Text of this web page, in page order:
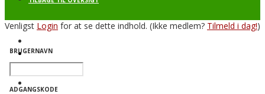
PROFIL
Venligst Login for at se dette indhold. (Ikke medlem? Tilmeld i dag!)
BRUGERNAVN
ADGANGSKODE